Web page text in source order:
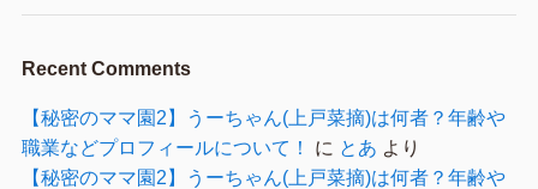
Recent Comments
【秘密のママ園2】うーちゃん(上戸菜摘)は何者？年齢や
職業などプロフィールについて！
に とあ より
【秘密のママ園2】うーちゃん(上戸菜摘)は何者？年齢や